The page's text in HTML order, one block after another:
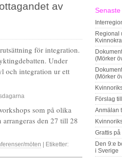
av
för integration.
Under
och integration ur ett
som på olika
den 27 till 28
möten | Etiketter:
Senaste
Regional
(Mörker
(Mörker
Förslag
Anmälan
Grattis
Den 9:e
i Sverige